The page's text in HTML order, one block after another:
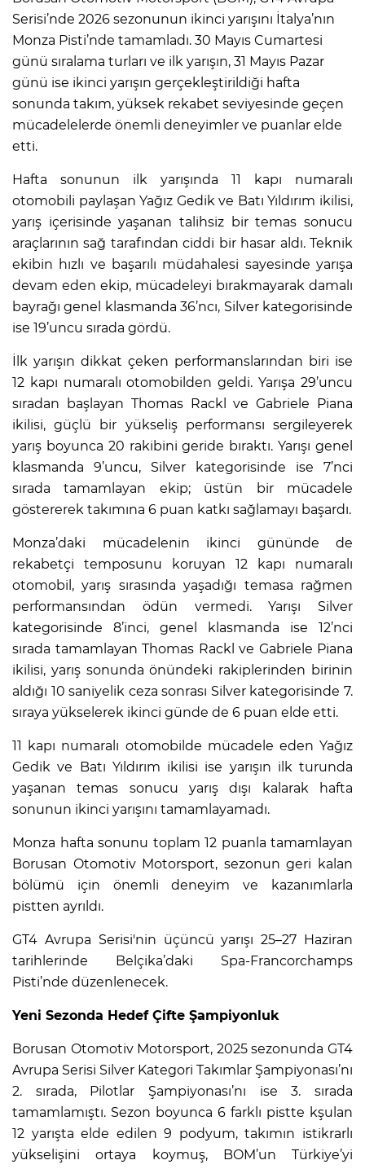
Serisi’nde 2026 sezonunun ikinci yarışını İtalya’nın
Monza Pisti’nde tamamladı. 30 Mayıs Cumartesi
günü sıralama turları ve ilk yarışın, 31 Mayıs Pazar
günü ise ikinci yarışın gerçekleştirildiği hafta
sonunda takım, yüksek rekabet seviyesinde geçen
mücadelelerde önemli deneyimler ve puanlar elde
etti.
Hafta sonunun ilk yarışında 11 kapı numaralı
otomobili paylaşan Yağız Gedik ve Batı Yıldırım ikilisi,
yarış içerisinde yaşanan talihsiz bir temas sonucu
araçlarının sağ tarafından ciddi bir hasar aldı. Teknik
ekibin hızlı ve başarılı müdahalesi sayesinde yarışa
devam eden ekip, mücadeleyi bırakmayarak damalı
bayrağı genel klasmanda 36’ncı, Silver kategorisinde
ise 19’uncu sırada gördü.
İlk yarışın dikkat çeken performanslarından biri ise
12 kapı numaralı otomobilden geldi. Yarışa 29’uncu
sıradan başlayan Thomas Rackl ve Gabriele Piana
ikilisi, güçlü bir yükseliş performansı sergileyerek
yarış boyunca 20 rakibini geride bıraktı. Yarışı genel
klasmanda 9’uncu, Silver kategorisinde ise 7’nci
sırada tamamlayan ekip; üstün bir mücadele
göstererek takımına 6 puan katkı sağlamayı başardı.
Monza’daki mücadelenin ikinci gününde de
rekabetçi temposunu koruyan 12 kapı numaralı
otomobil, yarış sırasında yaşadığı temasa rağmen
performansından ödün vermedi. Yarışı Silver
kategorisinde 8’inci, genel klasmanda ise 12’nci
sırada tamamlayan Thomas Rackl ve Gabriele Piana
ikilisi, yarış sonunda önündeki rakiplerinden birinin
aldığı 10 saniyelik ceza sonrası Silver kategorisinde 7.
sıraya yükselerek ikinci günde de 6 puan elde etti.
11 kapı numaralı otomobilde mücadele eden Yağız
Gedik ve Batı Yıldırım ikilisi ise yarışın ilk turunda
yaşanan temas sonucu yarış dışı kalarak hafta
sonunun ikinci yarışını tamamlayamadı.
Monza hafta sonunu toplam 12 puanla tamamlayan
Borusan Otomotiv Motorsport, sezonun geri kalan
bölümü için önemli deneyim ve kazanımlarla
pistten ayrıldı.
GT4 Avrupa Serisi'nin üçüncü yarışı 25–27 Haziran
tarihlerinde Belçika’daki Spa-Francorchamps
Pisti’nde düzenlenecek.
Yeni Sezonda Hedef Çifte Şampiyonluk
Borusan Otomotiv Motorsport, 2025 sezonunda GT4
Avrupa Serisi Silver Kategori Takımlar Şampiyonası’nı
2. sırada, Pilotlar Şampiyonası’nı ise 3. sırada
tamamlamıştı. Sezon boyunca 6 farklı pistte kşulan
12 yarışta elde edilen 9 podyum, takımın istikrarlı
yükselişini ortaya koymuş, BOM’un Türkiye’yi